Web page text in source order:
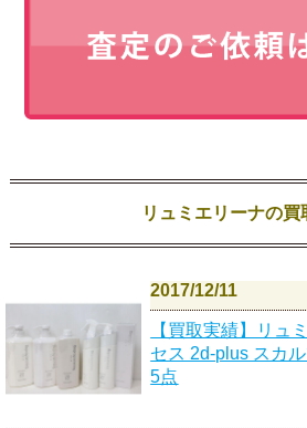
リュミエリーナの買
2017/12/11
【買取実績】リュ
セス 2d-plus スカ
5点